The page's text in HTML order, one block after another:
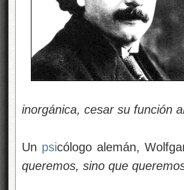
inorgánica, cesar su función
Un psicólogo alemán,
queremos, sino que